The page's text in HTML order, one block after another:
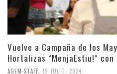
Vuelve a Campaña de los
Hortalizas “MenjaEstiu!”
AGEM-STAFF 19 JULIO, 2024